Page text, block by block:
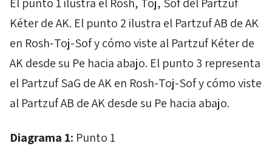
KéterdeAK. El punto 2 ilustra el PartzufAB deAK
en Rosh-Toj-Sofy cómo viste al Partzuf Kéterde
AKdesde su Pe hacia abajo. El punto 3 representa
el PartzufSaG deAKen Rosh-Toj-Sofy cómo viste
al PartzufAB deAKdesde su Pe hacia abajo.
Diagrama 1: Punto 1